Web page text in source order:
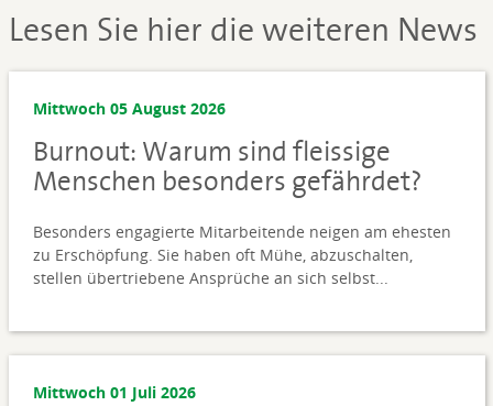
Lesen Sie hier die weiteren News
Mittwoch 05 August 2026
Burnout: Warum sind fleissige
Menschen besonders gefährdet?
Besonders engagierte Mitarbeitende neigen am ehesten
zu Erschöpfung. Sie haben oft Mühe, abzuschalten,
stellen übertriebene Ansprüche an sich selbst...
Mittwoch 01 Juli 2026